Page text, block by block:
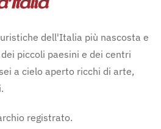
dell'Italia più nascosta e
piccoli paesini e dei centri
a cielo aperto ricchi di arte,
registrato.